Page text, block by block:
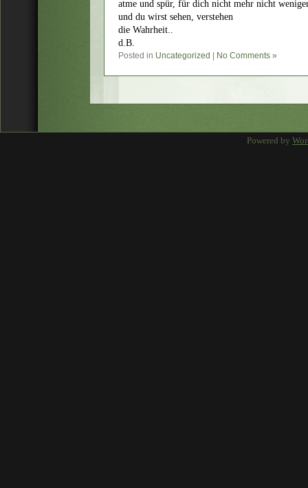
atme und spür, für dich nicht mehr nicht
und du wirst sehen, verstehen
die Wahrheit..
d.B.
Posted in Uncategorized | No Comments »
Powered by